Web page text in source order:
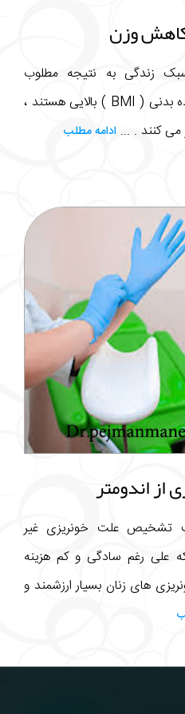
وزن
زندگی به نتیجه مطلوب
نمی‌رسند یا دارای شاخص توده بدنی ( BMI ) بالایی هستند ،
می کنند . ... ادامه مطلب
از اندومتر
تشخیص علت خونریزی غیر
علی رغم سادگی و کم هزینه
های زنان بسیار ارزشمند و